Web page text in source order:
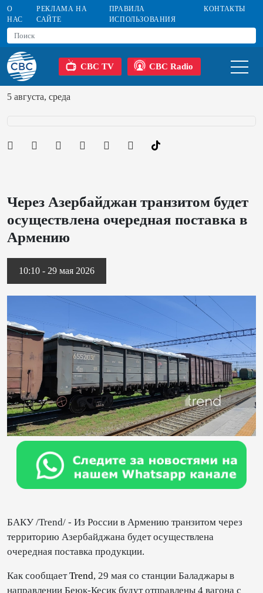
О
НАС
РЕКЛАМА НА
САЙТЕ
ПРАВИЛА
ИСПОЛЬЗОВАНИЯ
КОНТАКТЫ
CBC TV CBC Radio
5 августа, среда
Через Азербайджан транзитом будет
осуществлена очередная поставка в
Армению
10:10 - 29 мая 2026
БАКУ /Trend/ - Из России в Армению транзитом через
территорию Азербайджана будет осуществлена
очередная поставка продукции.
Как сообщаетTrend, 29 мая со станции Баладжары в
направлении Беюк-Кесик будут отправлены 4 вагона с